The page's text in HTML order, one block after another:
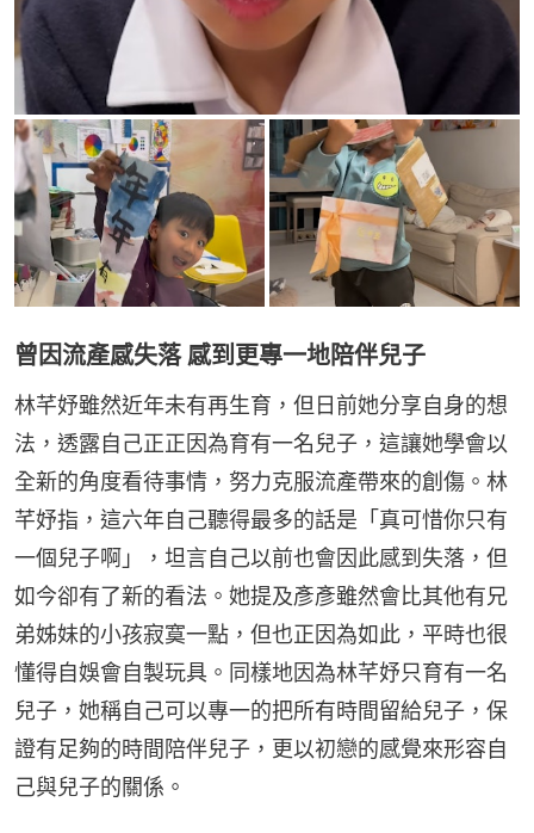
曾因流產感失落 感到更專一地陪伴兒子
林芊妤雖然近年未有再生育，但日前她分享自身的想
法，透露自己正正因為育有一名兒子，這讓她學會以
全新的角度看待事情，努力克服流產帶來的創傷。林
芊妤指，這六年自己聽得最多的話是「真可惜你只有
一個兒子啊」，坦言自己以前也會因此感到失落，但
如今卻有了新的看法。她提及彥彥雖然會比其他有兄
弟姊妹的小孩寂寞一點，但也正因為如此，平時也很
懂得自娛會自製玩具。同樣地因為林芊妤只育有一名
兒子，她稱自己可以專一的把所有時間留給兒子，保
證有足夠的時間陪伴兒子，更以初戀的感覺來形容自
己與兒子的關係。